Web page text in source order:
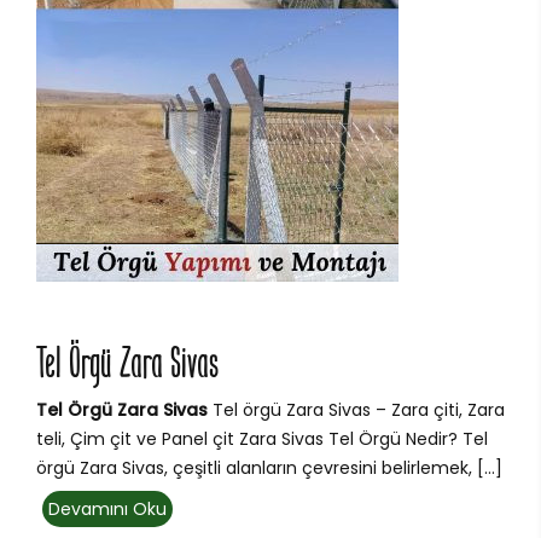
Tel Örgü Zara Sivas
Tel Örgü Zara Sivas Tel örgü Zara Sivas – Zara çiti, Zara
teli, Çim çit ve Panel çit Zara Sivas Tel Örgü Nedir? Tel
örgü Zara Sivas, çeşitli alanların çevresini belirlemek, […]
Devamını Oku